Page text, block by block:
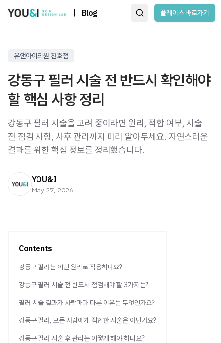
Blog 플레이스 바로가기
유앤아이의원 천호점
강동구 필러 시술 전 반드시 확인해야
할 핵심 사항 정리
강동구 필러 시술을 고려 중이라면 원리, 적합 여부, 시술
전 점검 사항, 사후 관리까지 미리 알아두세요. 자연스러운
결과를 위한 핵심 정보를 정리했습니다.
YOU&I
May 27, 2026
Contents
강동구 필러는 어떤 원리로 작용하나요?
강동구 필러 시술 전 반드시 점검해야 할 3가지는?
필러 시술 결과가 사람마다 다른 이유는 무엇인가요?
강동구 필러, 모든 사람에게 적합한 시술은 아닌가요?
강동구 필러 시술 후 관리는 어떻게 해야 하나요?